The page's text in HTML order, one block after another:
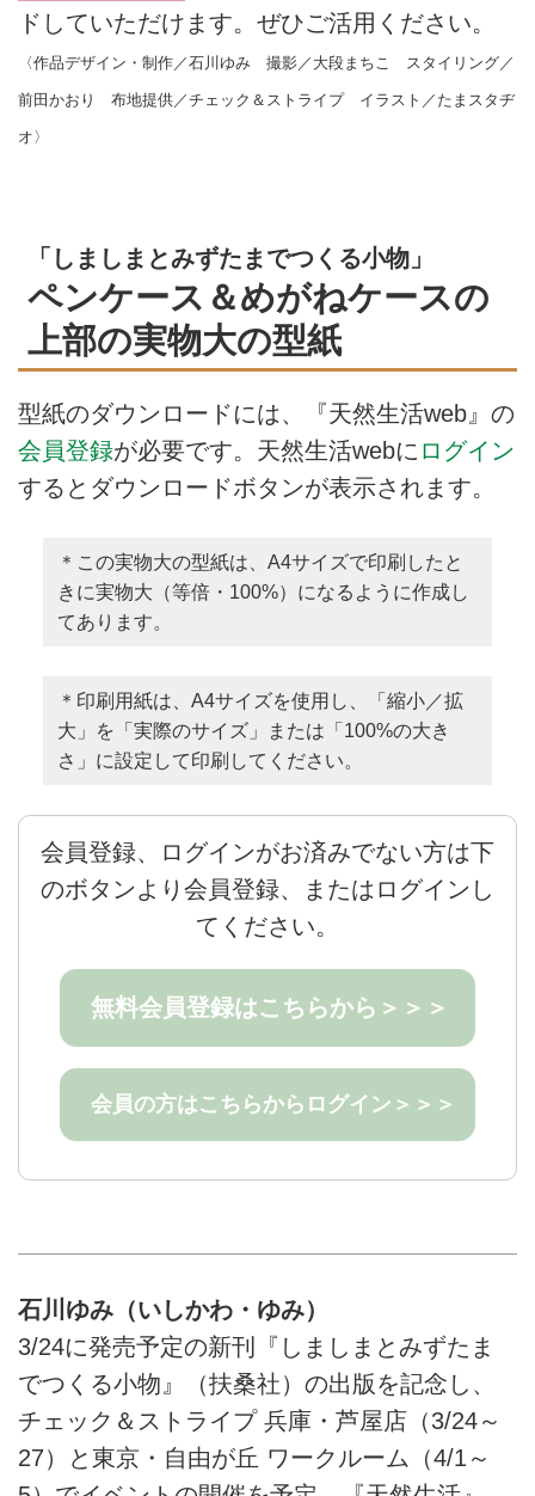
ドしていただけます。ぜひご活用ください。
〈作品デザイン・制作／石川ゆみ 撮影／大段まちこ スタイリング／
前田かおり 布地提供／チェック＆ストライプ イラスト／たまスタヂ
オ〉
「しましまとみずたまでつくる小物」
ペンケース＆めがねケースの
上部の実物大の型紙
型紙のダウンロードには、『天然生活web』の
会員登録が必要です。天然生活webに ログイン
するとダウンロードボタンが表示されます。
＊この実物大の型紙は、A4サイズで印刷したと
きに実物大（等倍・100%）になるように作成し
てあります。
＊印刷用紙は、A4サイズを使用し、「縮小／拡
大」を「実際のサイズ」または「100%の大き
さ」に設定して印刷してください。
会員登録、ログインがお済みでない方は下
のボタンより会員登録、またはログインし
てください。
無料会員登録はこちらから＞＞＞
会員の方はこちらからログイン＞＞＞
石川ゆみ（いしかわ・ゆみ）
3/24に発売予定の新刊『しましまとみずたま
でつくる小物』（扶桑社）の出版を記念し、
チェック＆ストライプ 兵庫・芦屋店（3/24～
27）と東京・自由が丘 ワークルーム（4/1～